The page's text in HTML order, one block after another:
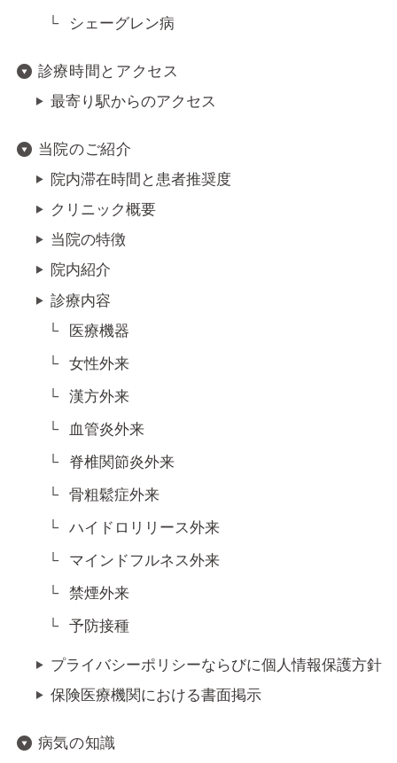
シェーグレン病
診療時間とアクセス
最寄り駅からのアクセス
当院のご紹介
院内滞在時間と患者推奨度
クリニック概要
当院の特徴
院内紹介
診療内容
医療機器
女性外来
漢方外来
血管炎外来
脊椎関節炎外来
骨粗鬆症外来
ハイドロリリース外来
マインドフルネス外来
禁煙外来
予防接種
プライバシーポリシーならびに個人情報保護方針
保険医療機関における書面掲示
病気の知識